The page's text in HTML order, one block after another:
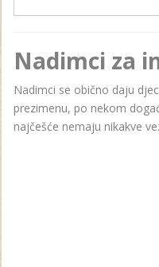
Nadimci za
Nadimci se obično daju
prezimenu, po nekom
najčešće nemaju nikakve